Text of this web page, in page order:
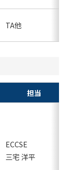
TA他
担当
ECCSE
三宅 洋平